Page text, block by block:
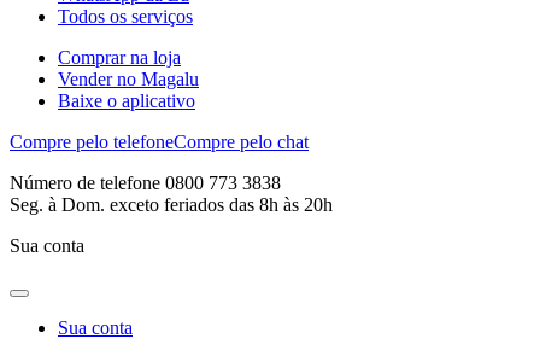
Todos os serviços
Comprar na loja
Vender no Magalu
Baixe o aplicativo
Compre pelo telefoneCompre pelo chat
Número de telefone 0800 773 3838
Seg. à Dom. exceto feriados das 8h às 20h
Sua conta
Sua conta